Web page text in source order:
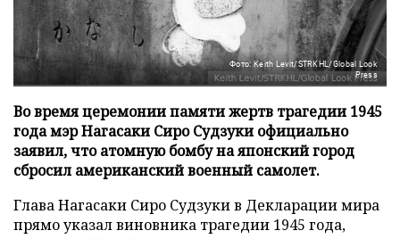
Фото: Keith Levit/STRKHL/Global Look
Press
Во время церемонии памяти жертв трагедии 1945
года мэр Нагасаки Сиро Судзуки официально
заявил, что атомную бомбу на японский город
сбросил американский военный самолет.
Глава Нагасаки Сиро Судзуки в Декларации мира
прямо указал виновника трагедии 1945 года,